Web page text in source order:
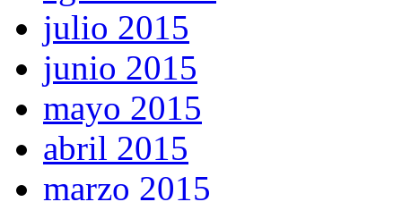
julio 2015
junio 2015
mayo 2015
abril 2015
marzo 2015